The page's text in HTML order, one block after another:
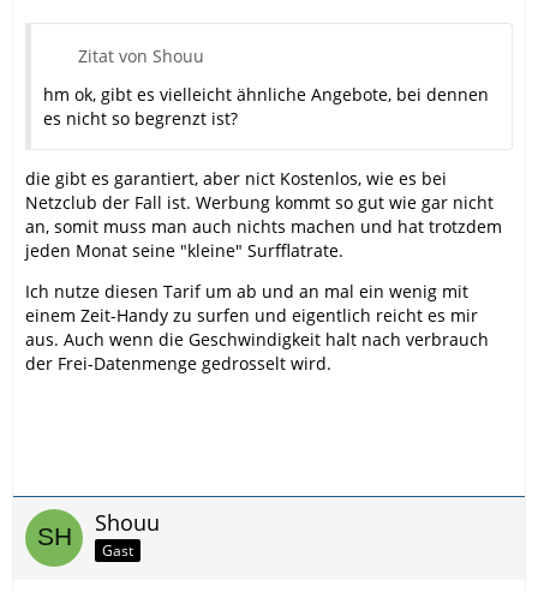
Zitat von Shouu
hm ok, gibt es vielleicht ähnliche Angebote, bei dennen
es nicht so begrenzt ist?
die gibt es garantiert, aber nict Kostenlos, wie es bei
Netzclub der Fall ist. Werbung kommt so gut wie gar nicht
an, somit muss man auch nichts machen und hat trotzdem
jeden Monat seine "kleine" Surfflatrate.
Ich nutze diesen Tarif um ab und an mal ein wenig mit
einem Zeit-Handy zu surfen und eigentlich reicht es mir
aus. Auch wenn die Geschwindigkeit halt nach verbrauch
der Frei-Datenmenge gedrosselt wird.
Shouu
Gast